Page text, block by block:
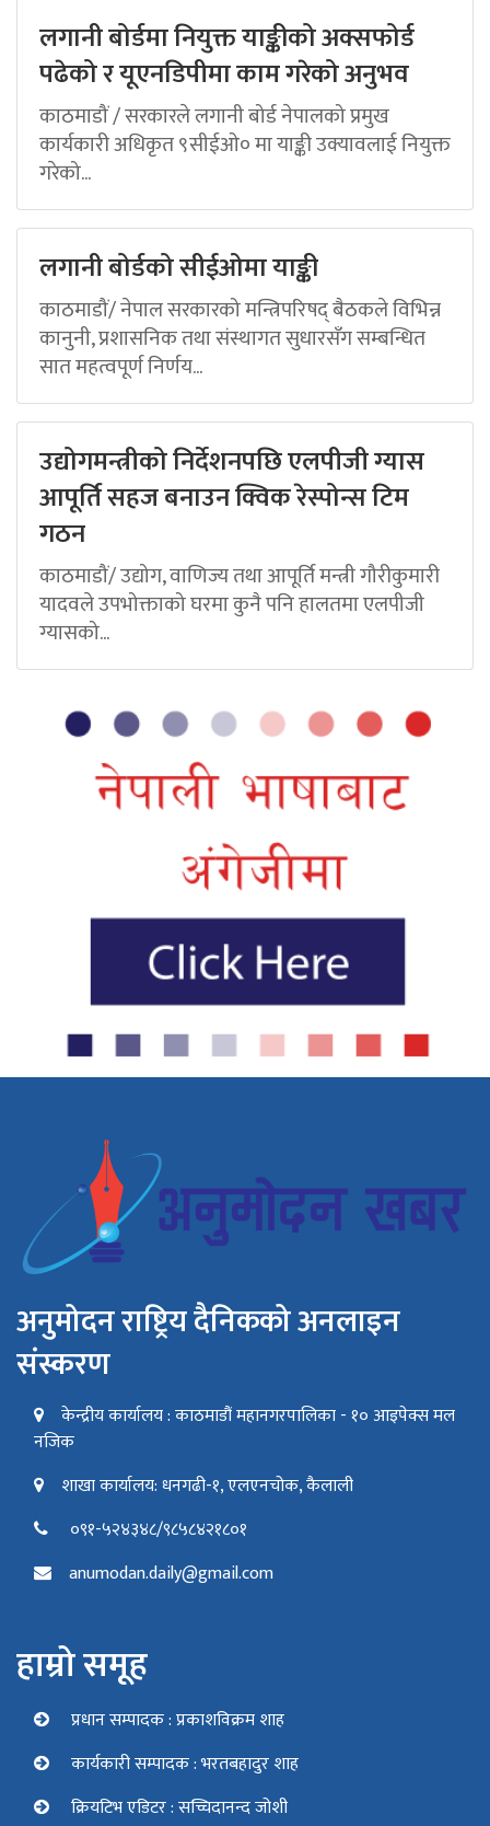
लगानी बोर्डमा नियुक्त याङ्कीको अक्सफोर्ड
पढेको र यूएनडिपीमा काम गरेको अनुभव
काठमाडौं / सरकारले लगानी बोर्ड नेपालको प्रमुख
कार्यकारी अधिकृत ९सीईओ० मा याङ्की उक्यावलाई नियुक्त
गरेको...
लगानी बोर्डको सीईओमा याङ्की
काठमाडौं/ नेपाल सरकारको मन्त्रिपरिषद् बैठकले विभिन्न
कानुनी, प्रशासनिक तथा संस्थागत सुधारसँग सम्बन्धित
सात महत्वपूर्ण निर्णय...
उद्योगमन्त्रीको निर्देशनपछि एलपीजी ग्यास
आपूर्ति सहज बनाउन क्विक रेस्पोन्स टिम
गठन
काठमाडौं/ उद्योग, वाणिज्य तथा आपूर्ति मन्त्री गौरीकुमारी
यादवले उपभोक्ताको घरमा कुनै पनि हालतमा एलपीजी
ग्यासको...
अनुमोदन राष्ट्रिय दैनिकको अनलाइन
संस्करण
केन्द्रीय कार्यालय : काठमाडौं महानगरपालिका - १० आइपेक्स मल
नजिक
शाखा कार्यालय: धनगढी-१, एलएनचोक, कैलाली
०९१-५२४३४८/९८५८४२१८०१
anumodan.daily@gmail.com
हाम्रो समूह
प्रधान सम्पादक : प्रकाशविक्रम शाह
कार्यकारी सम्पादक : भरतबहादुर शाह
क्रियटिभ एडिटर : सच्चिदानन्द जोशी